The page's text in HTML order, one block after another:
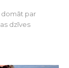
domāt par
dzīves